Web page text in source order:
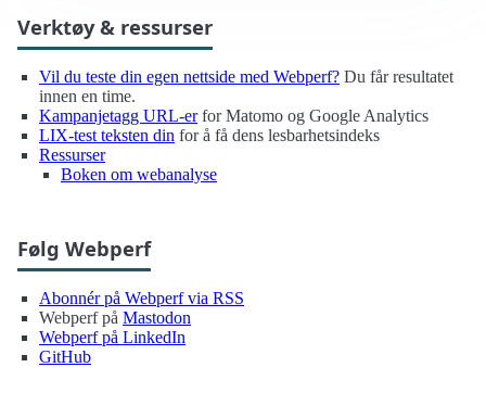
Verktøy & ressurser
Vil du teste din egen nettside med Webperf? Du får resultatet
innen en time.
Kampanjetagg URL-erfor Matomo og Google Analytics
LIX-test teksten din for å få dens lesbarhetsindeks
Ressurser
Boken om webanalyse
Følg Webperf
Abonnér på Webperf via RSS
Webperf på Mastodon
Webperf på LinkedIn
GitHub